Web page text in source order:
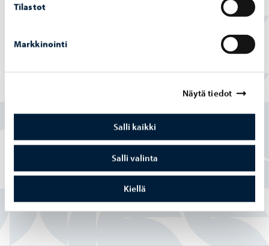
Tilastot
Markkinointi
Näytä tiedot
Salli kaikki
Salli valinta
Kiellä
Löysitkö etsimäsi tiedon tältä sivulta?
Kyllä
En